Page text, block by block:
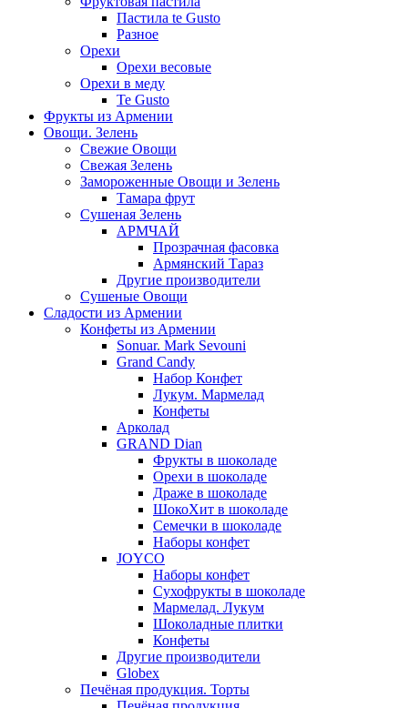
Пастила te Gusto
Разное
Орехи
Орехи весовые
Орехи в меду
Te Gusto
Фрукты из Армении
Овощи. Зелень
Свежие Овощи
Свежая Зелень
Замороженные Овощи и Зелень
Тамара фрут
Сушеная Зелень
АРМЧАЙ
Прозрачная фасовка
Армянский Тараз
Другие производители
Сушеные Овощи
Сладости из Армении
Конфеты из Армении
Sonuar. Mark Sevouni
Grand Candy
Набор Конфет
Лукум. Мармелад
Конфеты
Арколад
GRAND Dian
Фрукты в шоколаде
Орехи в шоколаде
Драже в шоколаде
ШокоХит в шоколаде
Семечки в шоколаде
Наборы конфет
JOYCO
Наборы конфет
Сухофрукты в шоколаде
Мармелад. Лукум
Шоколадные плитки
Конфеты
Другие производители
Globex
Печёная продукция. Торты